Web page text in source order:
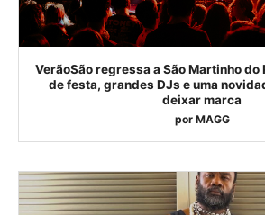
VerãoSão regressa a São Martinho do
de festa, grandes DJs e uma
deixar marca
por MAGG